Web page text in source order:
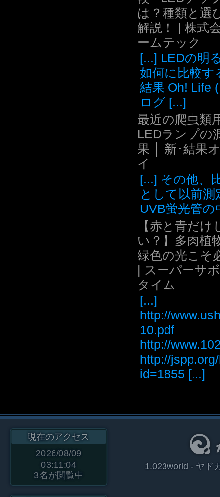
は？種類と選
解説！ | 株式
ームテック
[...] LEDの明
如何に比較す
結果 Oh! Life
ログ [...]
最近の爬虫類
LEDランプの
果 │ 新･結果
イ
[...] その他、
として以前測
UVB蛍光管の
【赤と青だけ
い？】多肉植
緑色の光こそ
| スーパーサ
タイム
[...]
http://
10.pdf
http://
http://
id=1855 [...]
現在のアクセス
2026/08/09
03:11:04
3名が閲覧中
1.023world - ヤド